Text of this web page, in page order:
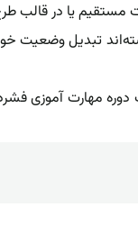
و پرورش،کارمندان و معلمانی را که از تاریخ 1 فروردین 1391 لغایت مهرماه 1399 بصورت
تبدیل وضعیت
مهارت آموزی